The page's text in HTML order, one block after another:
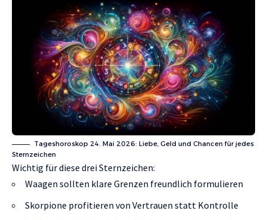
Tageshoroskop 24. Mai 2026: Liebe, Geld und Chancen für jedes
Sternzeichen
Wichtig für diese drei Sternzeichen:
Waagen sollten klare Grenzen freundlich formulieren
Skorpione profitieren von Vertrauen statt Kontrolle